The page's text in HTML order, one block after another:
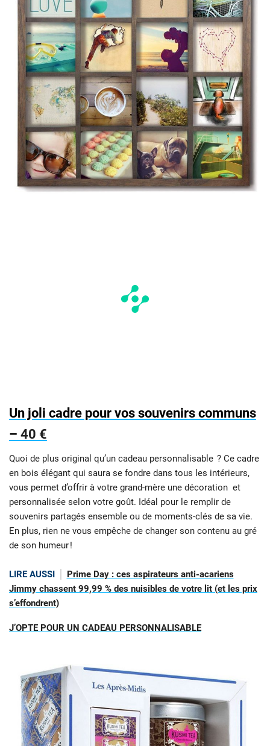
Un joli cadre pour vos souvenirs communs
– 40 €
Quoi de plus original qu’un cadeau personnalisable ? Ce cadre
en bois élégant qui saura se fondre dans tous les intérieurs,
vous permet d’offrir à votre grand-mère une décoration et
personnalisée selon votre goût. Idéal pour le remplir de
souvenirs partagés ensemble ou de moments-clés de sa vie.
En plus, rien ne vous empêche de changer son contenu au gré
de son humeur !
LIRE AUSSI
Prime Day : ces aspirateurs anti-acariens
Jimmy chassent 99,99 % des nuisibles de votre lit (et les prix
s’effondrent)
J’OPTE POUR UN CADEAU PERSONNALISABLE